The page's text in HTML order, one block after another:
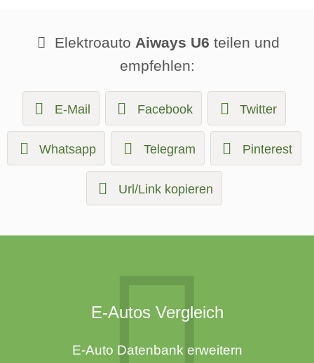
Elektroauto Aiways U6 teilen und
empfehlen:
E-Mail Facebook Twitter
Whatsapp Telegram Pinterest
Url/Link kopieren
E-Autos Vergleich
E-Auto Datenbank erweitern